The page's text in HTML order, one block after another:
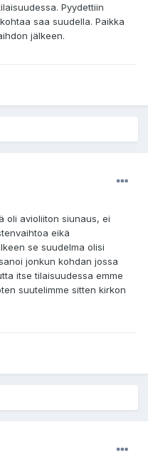
Pyydettiin
saa suudella. Paikka
jälkeen.
oli avioliiton siunaus, ei
eikä
se suudelma olisi
jonkun kohdan jossa
itse tilaisuudessa emme
suutelimme sitten kirkon